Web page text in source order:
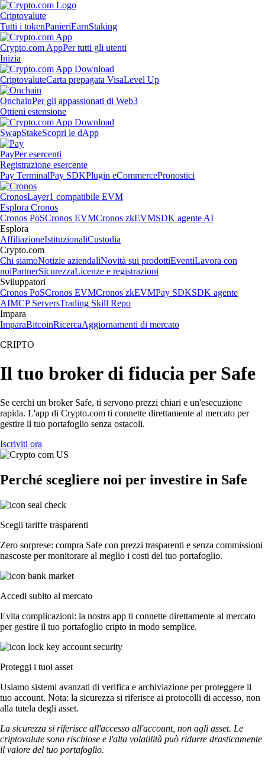
Criptovalute
Tutti i tokenPanieriEarnStaking
Crypto.com AppPer tutti gli utenti
Inizia
CriptovaluteCarta prepagata VisaLevel Up
OnchainPer gli appassionati di Web3
Ottieni estensione
SwapStakeScopri le dApp
PayPer esercenti
Registrazione esercente
Pay TerminalPay SDKPlugin eCommercePronostici
CronosLayer1 compatibile EVM
Esplora Cronos
Cronos PoSCronos EVMCronos zkEVMSDK agente AI
Esplora
AffiliazioneIstituzionaliCustodia
Crypto.com
Chi siamoNotizie aziendaliNovità sui prodottiEventiLavora con
noiPartnerSicurezzaLicenze e registrazioni
Sviluppatori
Cronos PoSCronos EVMCronos zkEVMPay SDKSDK agente
AIMCP ServersTrading Skill Repo
Impara
ImparaBitcoinRicercaAggiornamenti di mercato
CRIPTO
Il tuo broker di fiducia per Safe
Se cerchi un broker Safe, ti servono prezzi chiari e un'esecuzione
rapida. L'app di Crypto.com ti connette direttamente al mercato per
gestire il tuo portafoglio senza ostacoli.
Iscriviti ora
Perché scegliere noi per investire in Safe
Scegli tariffe trasparenti
Zero sorprese: compra Safe con prezzi trasparenti e senza commissioni
nascoste per monitorare al meglio i costi del tuo portafoglio.
Accedi subito al mercato
Evita complicazioni: la nostra app ti connette direttamente al mercato
per gestire il tuo portafoglio cripto in modo semplice.
Proteggi i tuoi asset
Usiamo sistemi avanzati di verifica e archiviazione per proteggere il
tuo account. Nota: la sicurezza si riferisce ai protocolli di accesso, non
alla tutela degli asset.
La sicurezza si riferisce all'accesso all'account, non agli asset. Le
criptovalute sono rischiose e l'alta volatilità può ridurre drasticamente
il valore del tuo portafoglio.